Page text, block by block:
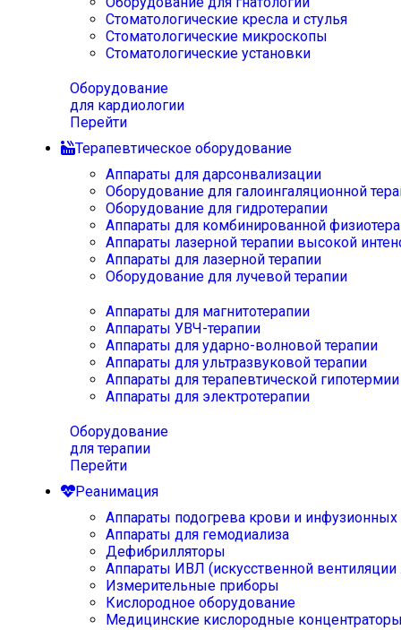
Стоматологические кресла и стулья
Стоматологические микроскопы
Стоматологические установки
Оборудование
для кардиологии
Перейти
Терапевтическое оборудование
Аппараты для дарсонвализации
Оборудование для галоингаляционной
Оборудование для гидротерапии
Аппараты для комбинированной
Аппараты лазерной терапии высокой
Аппараты для лазерной терапии
Оборудование для лучевой терапии
Аппараты для магнитотерапии
Аппараты УВЧ-терапии
Аппараты для ударно-волновой терапии
Аппараты для ультразвуковой терапии
Аппараты для терапевтической
Аппараты для электротерапии
Оборудование
для терапии
Перейти
Реанимация
Аппараты подогрева крови и инфузионных
Аппараты для гемодиализа
Дефибрилляторы
Аппараты ИВЛ (искусственной вентиляции
Измерительные приборы
Кислородное оборудование
Медицинские кислородные